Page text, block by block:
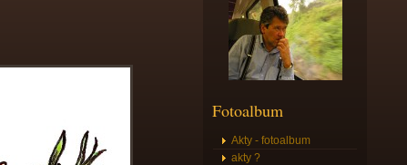
Fotoalbum
Akty - fotoalbum
akty ?